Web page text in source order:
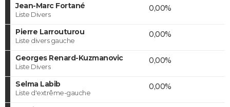
Jean-Marc Fortané
Liste Divers
0,00%
Pierre Larrouturou
Liste divers gauche
0,00%
Georges Renard-Kuzmanovic
Liste Divers
0,00%
Selma Labib
Liste d'extrême-gauche
0,00%